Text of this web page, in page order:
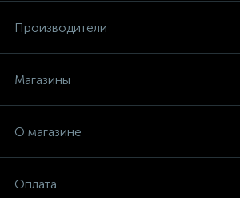
Производители
Магазины
О магазине
Оплата